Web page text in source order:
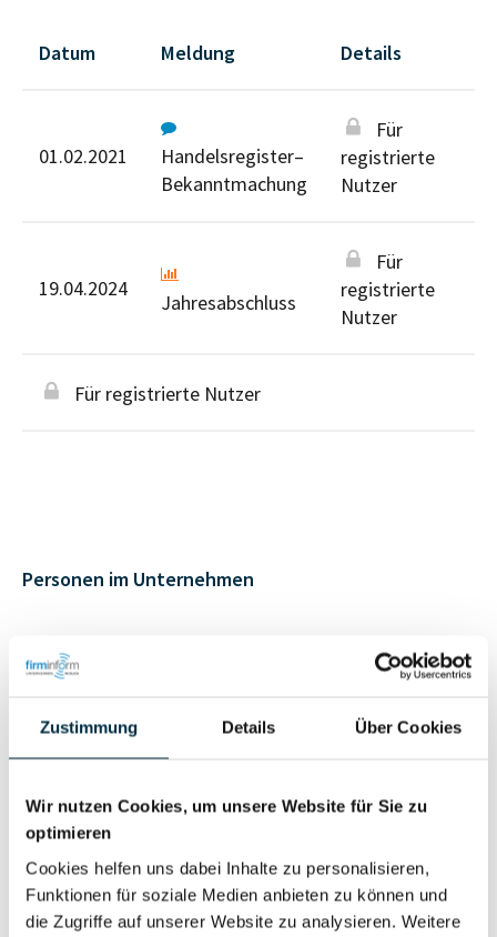
Zustimmung Details Über Cookies
Wir nutzen Cookies, um unsere Website für Sie zu
optimieren
Cookies helfen uns dabei Inhalte zu personalisieren,
Funktionen für soziale Medien anbieten zu können und
die Zugriffe auf unserer Website zu analysieren. Weitere
Datum Meldung Details
01.02.2021
Handelsregister–
Bekanntmachung
Für
registrierte
Nutzer
19.04.2024
Jahresabschluss
Für
registrierte
Nutzer
Für registrierte Nutzer
Personen im Unternehmen
Geschäftsführer (1)
Für registrierte
Wirtschaftlich
Berechtigter
Vollständiges
Unternehmensprofil
anfragen